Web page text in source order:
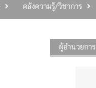
คลังความรู้/วิชาการ
ผู้อำนวยการ